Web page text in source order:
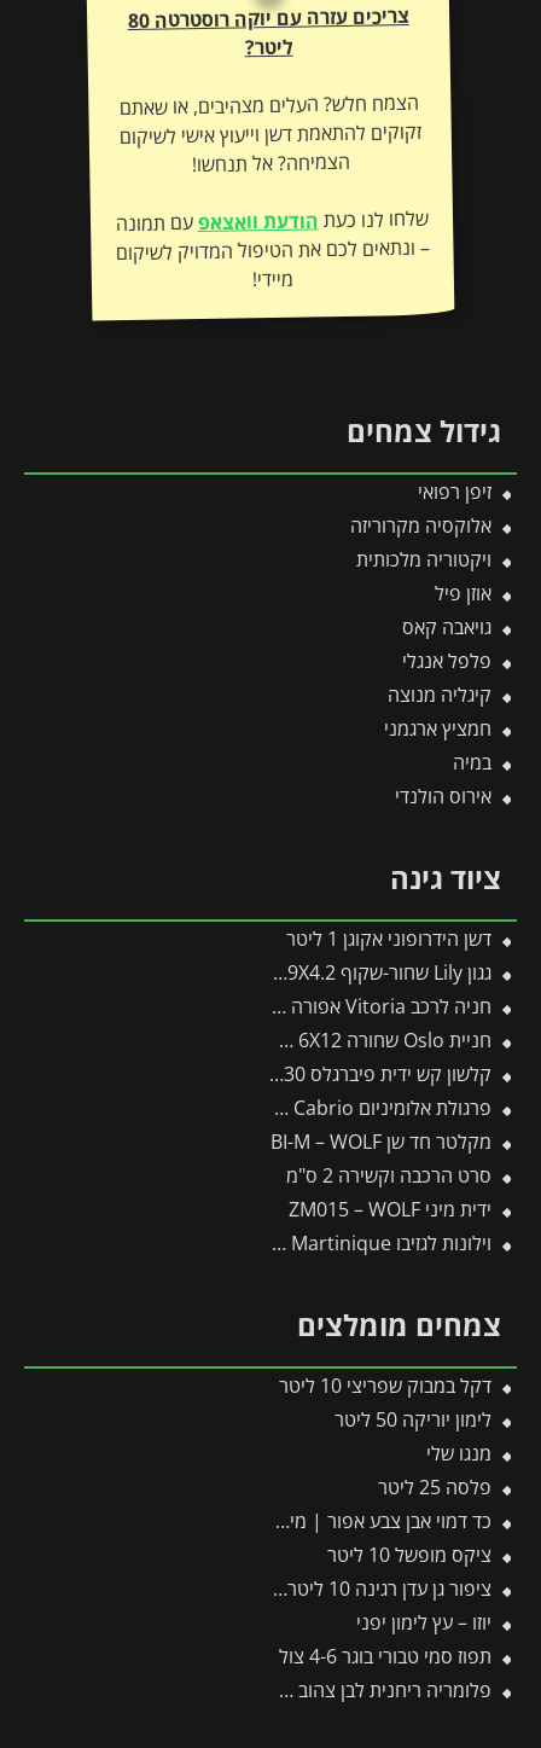
צריכים עזרה עם יוקה רוסטרטה 80
ליטר?
הצמח חלש? העלים מצהיבים, או שאתם
זקוקים להתאמת דשן וייעוץ אישי לשיקום
הצמיחה? אל תנחשו!
שלחו לנו כעתהודעת וואצאפעם תמונה
– ונתאים לכם את הטיפול המדויק לשיקום
מיידי!
גידול צמחים
זיפן רפואי
אלוקסיה מקרוריזה
ויקטוריה מלכותית
אוזן פיל
גויאבה קאס
פלפל אנגלי
קיגליה מנוצה
חמציץ ארגמני
במיה
אירוס הולנדי
ציוד גינה
דשן הידרופוני אקוגן 1 ליטר
גגון Lily שחור-שקוף 0.9X4.2 בעיצוב רטרו מבית פלרם – Canopia
חניה לרכב Vitoria אפורה 2.9X5 מבית פלרם – Canopia
חניית Oslo שחורה 6X12 מבית פלרם – Canopia
קלשון קש ידית פיברגלס J-230 -תבור
פרגולת אלומיניום Sierra Cabrio אפורה 3X6.2 נפתחת מבית פלרם – Canopia
מקלטר חד שן BI-M – WOLF
סרט הרכבה וקשירה 2 ס"מ
ידית מיני ZM015 – WOLF
וילונות לגזיבו 3X4.3 Martinique מבית פלרם – Canopia
צמחים מומלצים
דקל במבוק שפריצי 10 ליטר
לימון יוריקה 50 ליטר
מנגו שלי
פלסה 25 ליטר
כד דמוי אבן צבע אפור | מידות 55×59 ס״מ
ציקס מופשל 10 ליטר
ציפור גן עדן רגינה 10 ליטר 2 יציאות
יוזו – עץ לימון יפני
תפוז סמי טבורי בוגר 4-6 צול
פלומריה ריחנית לבן צהוב 25 ליטר